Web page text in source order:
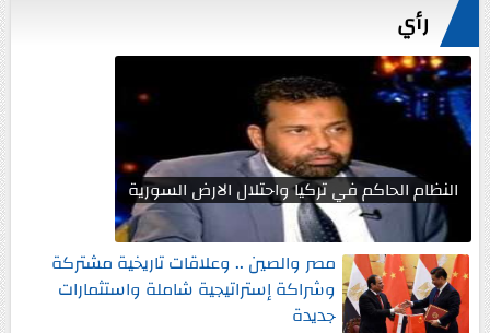
رأي
النظام الحاكم في تركيا واحتلال الارض السورية
مصر والصين .. وعلاقات تاريخية مشتركة
وشراكة إستراتيجية شاملة واستثمارات
جديدة